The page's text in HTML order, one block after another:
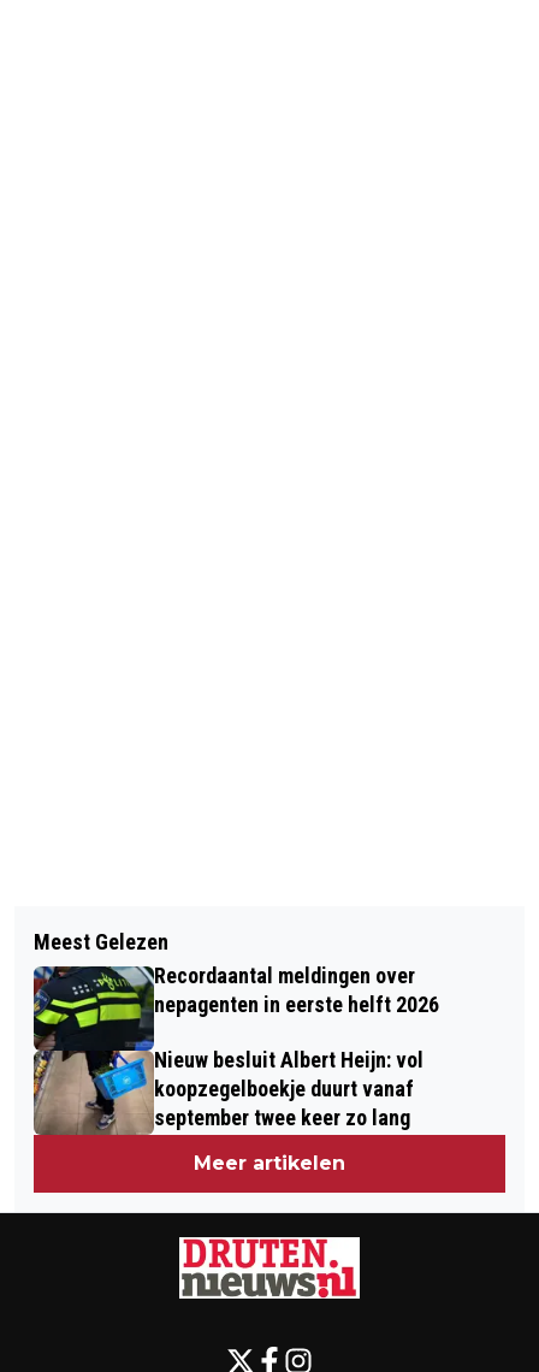
A73: EIND JUNI WEEKENDAFSLUITING
TUSSEN KNOOPPUNT EWIJK EN
WIJCHEN
NIEUWE STEIGER IN DODEWAARD
ZORGT VOOR “LANGER
VAARSEIZOEN” VEERVERBINDING
DRUTEN-DODEWAARD
Meest Gelezen
Recordaantal meldingen over
nepagenten in eerste helft 2026
Nieuw besluit Albert Heijn: vol
koopzegelboekje duurt vanaf
september twee keer zo lang
Meer artikelen